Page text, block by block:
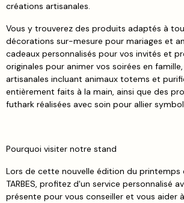
créations artisanales.
Vous y trouverez des produits adaptés à
décorations sur-mesure pour mariages et
cadeaux personnalisés pour vos invités et
originales pour animer vos soirées en
artisanales incluant animaux totems et
entièrement faits à la main, ainsi que des
futhark réalisées avec soin pour allier
Pourquoi visiter notre stand
Lors de cette nouvelle édition du printemps
TARBES, profitez d'un service personnalisé
présente pour vous conseiller et vous aider